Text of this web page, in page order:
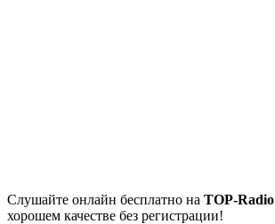
Cлушайте онлайн бесплатно на TOP-Radio
хорошем качестве без регистрации!